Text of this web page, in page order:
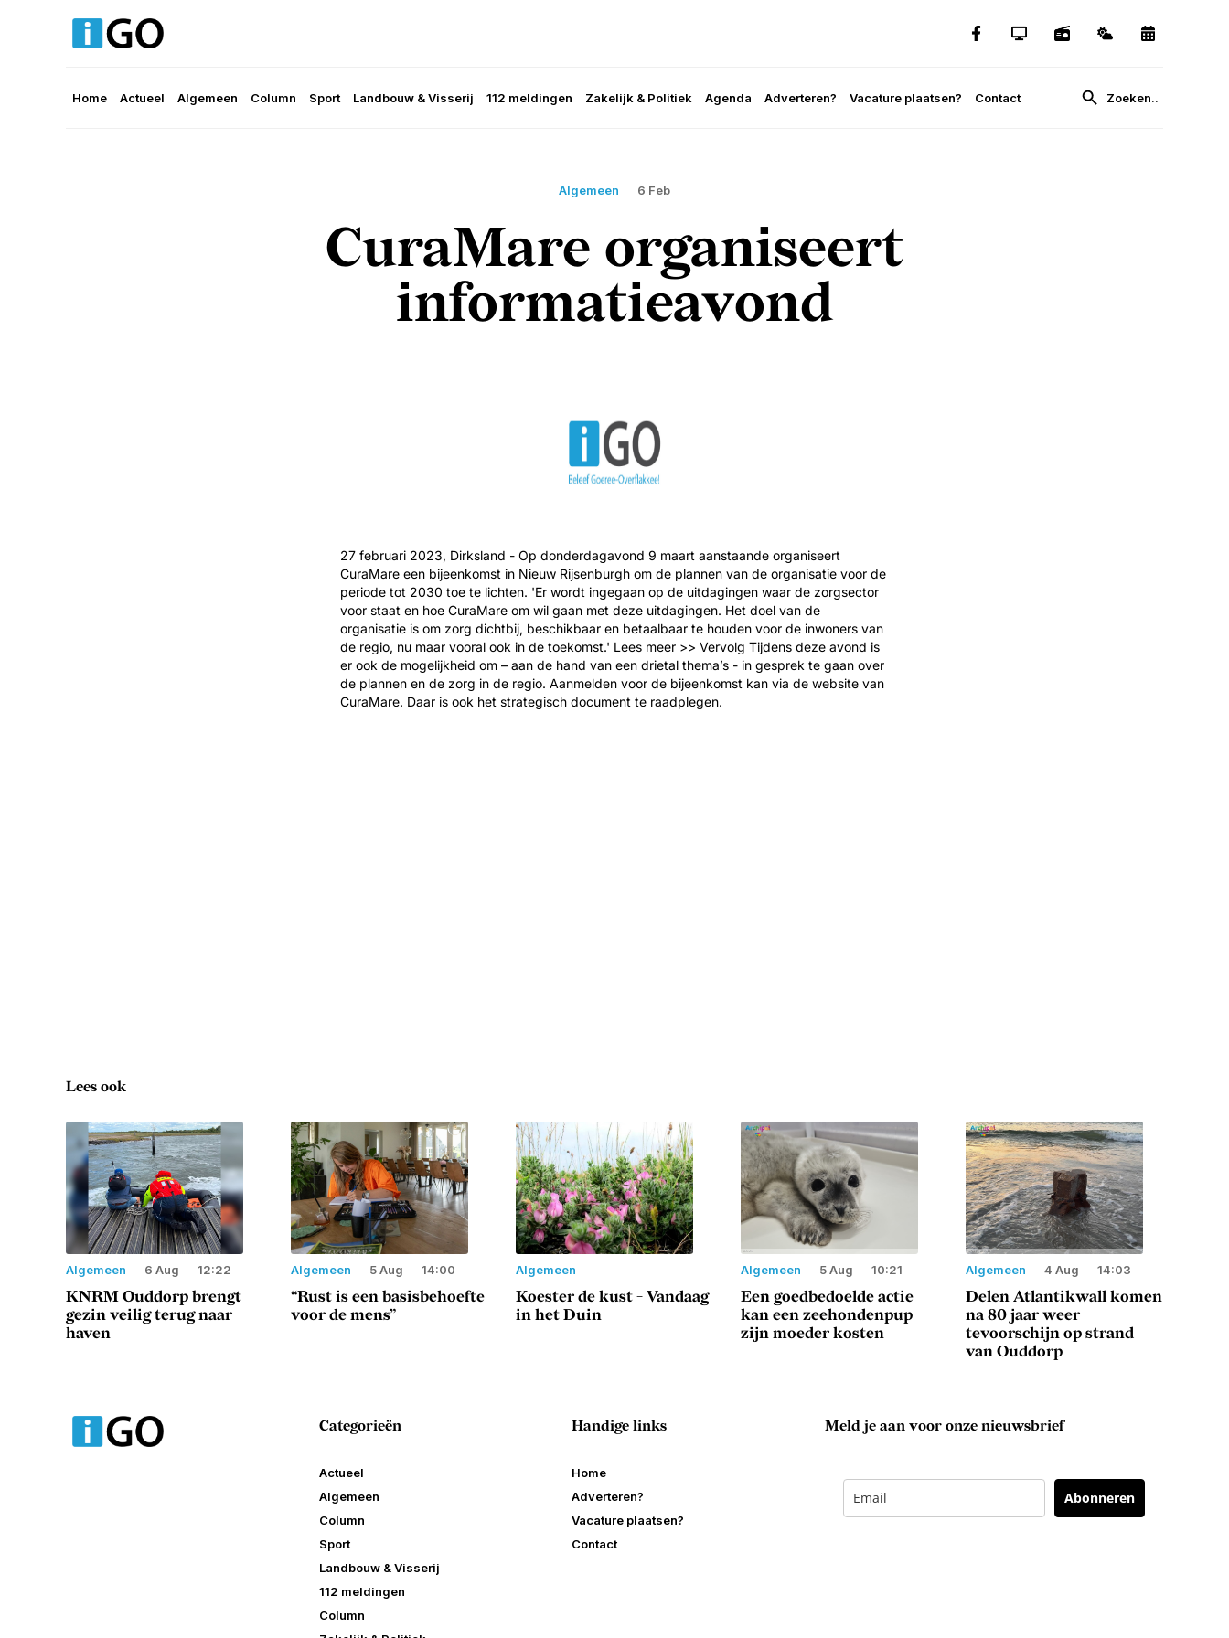
Home Actueel Algemeen Column Sport Landbouw & Visserij 112 meldingen Zakelijk & Politiek Agenda Adverteren? Vacature plaatsen? Contact
Algemeen 6 Feb
CuraMare organiseert
informatieavond
27 februari 2023, Dirksland - Op donderdagavond 9 maart aanstaande organiseert
CuraMare een bijeenkomst in Nieuw Rijsenburgh om de plannen van de organisatie voor de
periode tot 2030 toe te lichten. 'Er wordt ingegaan op de uitdagingen waar de zorgsector
voor staat en hoe CuraMare om wil gaan met deze uitdagingen. Het doel van de
organisatie is om zorg dichtbij, beschikbaar en betaalbaar te houden voor de inwoners van
de regio, nu maar vooral ook in de toekomst.' Lees meer >> Vervolg Tijdens deze avond is
er ook de mogelijkheid om – aan de hand van een drietal thema’s - in gesprek te gaan over
de plannen en de zorg in de regio. Aanmelden voor de bijeenkomst kan via de website van
CuraMare. Daar is ook het strategisch document te raadplegen.
Lees ook
Algemeen 6 Aug 12:22
KNRM Ouddorp brengt
gezin veilig terug naar
haven
Algemeen 5 Aug 14:00
“Rust is een basisbehoefte
voor de mens”
Algemeen
Koester de kust - Vandaag
in het Duin
Algemeen 5 Aug 10:21
Een goedbedoelde actie
kan een zeehondenpup
zijn moeder kosten
Algemeen 4 Aug 14:03
Delen Atlantikwall komen
na 80 jaar weer
tevoorschijn op strand
van Ouddorp
Categorieën
Actueel
Algemeen
Column
Sport
Landbouw & Visserij
112 meldingen
Column
Handige links
Home
Adverteren?
Vacature plaatsen?
Contact
Meld je aan voor onze nieuwsbrief
Abonneren